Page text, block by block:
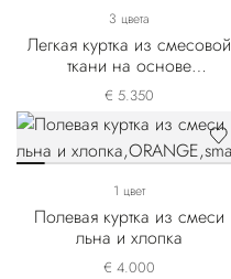
3 цвета
Легкая куртка из смесовой
ткани на основе
кашемира и шелка
€ 5.350
1 цвет
Полевая куртка из смеси
льна и хлопка
€ 4.000